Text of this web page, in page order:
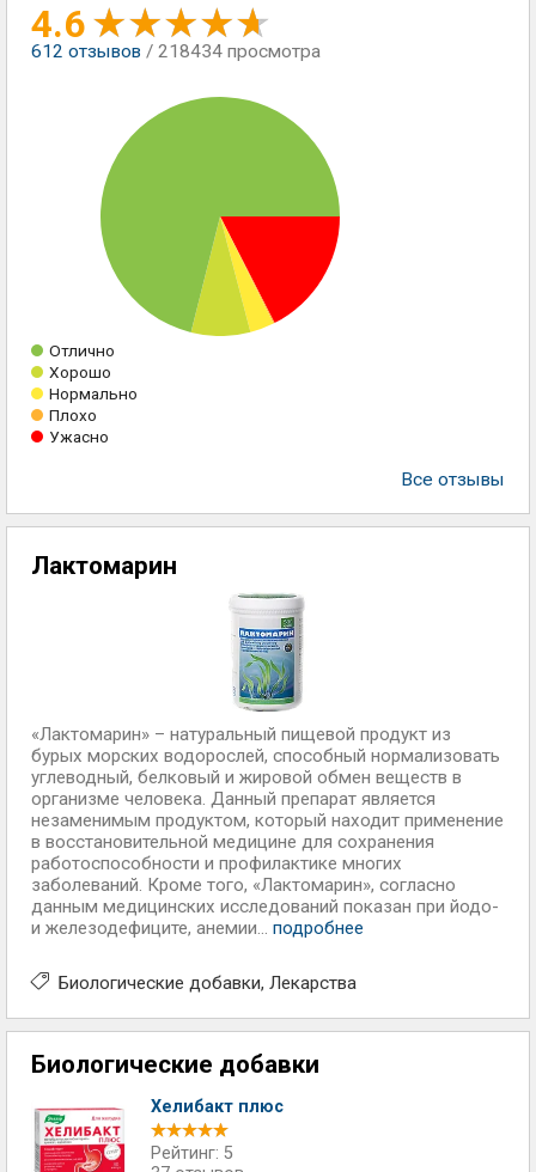
4.6
612 отзывов / 218434 просмотра
Отлично
Хорошо
Нормально
Плохо
Ужасно
Все отзывы
Лактомарин
«Лактомарин» – натуральный пищевой продукт из
бурых морских водорослей, способный нормализовать
углеводный, белковый и жировой обмен веществ в
организме человека. Данный препарат является
незаменимым продуктом, который находит применение
в восстановительной медицине для сохранения
работоспособности и профилактике многих
заболеваний. Кроме того, «Лактомарин», согласно
данным медицинских исследований показан при йодо-
и железодефиците, анемии... подробнее
Биологические добавки Лекарства
Биологические добавки
Хелибакт плюс
Рейтинг: 5